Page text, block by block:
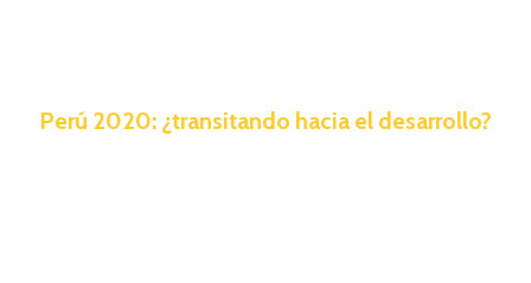
Perú 2020: ¿transitando hacia el desarrollo?